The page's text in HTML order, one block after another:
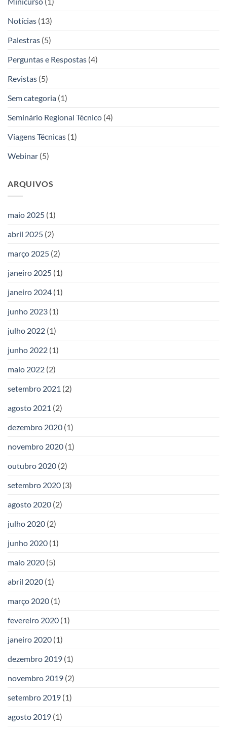
Notícias (13)
Palestras (5)
Perguntas e Respostas (4)
Revistas (5)
Sem categoria (1)
Seminário Regional Técnico (4)
Viagens Técnicas (1)
Webinar (5)
ARQUIVOS
maio 2025 (1)
abril 2025 (2)
março 2025 (2)
janeiro 2025 (1)
janeiro 2024 (1)
junho 2023 (1)
julho 2022 (1)
junho 2022 (1)
maio 2022 (2)
setembro 2021 (2)
agosto 2021 (2)
dezembro 2020 (1)
novembro 2020 (1)
outubro 2020 (2)
setembro 2020 (3)
agosto 2020 (2)
julho 2020 (2)
junho 2020 (1)
maio 2020 (5)
abril 2020 (1)
março 2020 (1)
fevereiro 2020 (1)
janeiro 2020 (1)
dezembro 2019 (1)
novembro 2019 (2)
setembro 2019 (1)
agosto 2019 (1)